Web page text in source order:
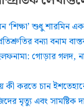
‘শিক্ষা’ শুধু শারমিন
বন্যা বনাম
হলফনামা: গোড়ার গলদ,
কী করতে চান
মৃত্যু এবং সামষ্টিক